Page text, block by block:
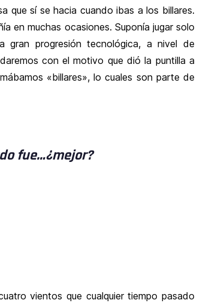
que sí se hacia cuando ibas a los billares.
en muchas ocasiones. Suponía jugar solo
progresión tecnológica, a nivel de
con el motivo que dió la puntilla a
«billares», lo cuales son parte de
fue…¿mejor?
vientos que cualquier tiempo pasado